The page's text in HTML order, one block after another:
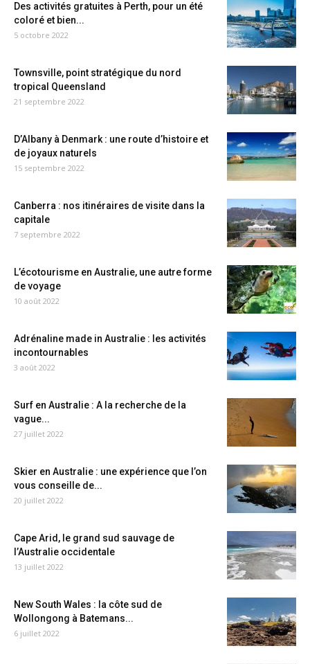
Des activités gratuites à Perth, pour un été
coloré et bien...
5 octobre 2022
Townsville, point stratégique du nord
tropical Queensland
21 septembre 2022
D’Albany à Denmark : une route d’histoire et
de joyaux naturels
15 septembre 2022
Canberra : nos itinéraires de visite dans la
capitale
7 septembre 2022
L’écotourisme en Australie, une autre forme
de voyage
10 août 2022
Adrénaline made in Australie : les activités
incontournables
3 août 2022
Surf en Australie : A la recherche de la
vague...
27 juillet 2022
Skier en Australie : une expérience que l’on
vous conseille de...
20 juillet 2022
Cape Arid, le grand sud sauvage de
l’Australie occidentale
13 juillet 2022
New South Wales : la côte sud de
Wollongong à Batemans...
6 juillet 2022